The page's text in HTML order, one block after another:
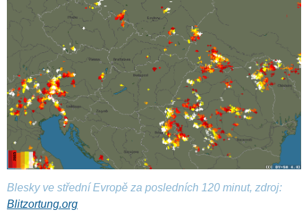
Blesky ve střední Evropě za posledních 120 minut, zdroj:
Blitzortung.org